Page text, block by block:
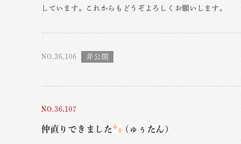
しています。これからもどうぞよろしくお願いします。
NO.36,106
NO.36,107
仲直りできました (ゅぅたん)